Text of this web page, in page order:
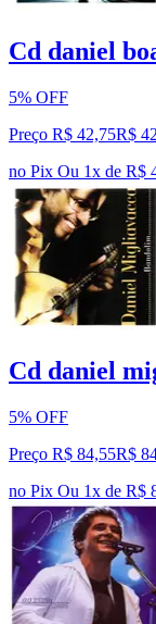
Cd daniel
5% OFF
Preço R$ 42,75R$ 42
no Pix Ou 1x de R$
Cd daniel
5% OFF
Preço R$ 84,55R$
no Pix Ou 1x de R$